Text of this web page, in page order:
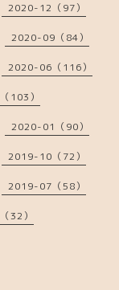
2020-12（97）
2020-09（84）
2020-06（116）
103）
2020-01（90）
2019-10（72）
2019-07（58）
32）